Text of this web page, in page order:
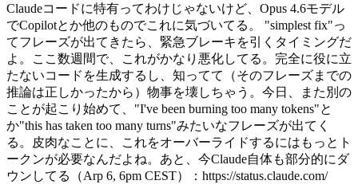
Claudeコードに特有ってわけじゃないけど、Opus 4.6モデル
でCopilotとか他のものでこれに気づいてる。 "simplest fix"っ
てフレーズが出てきたら、緊急ブレーキを引くタイミングだ
よ。ここ数週間で、これがかなり悪化してる。完全に役に立
たないコードを生成するし、知ってて（そのフレーズまでの
推論は正しかったから）物事を壊しちゃう。今日、また別の
ことが起こり始めて、"I've been burning too many tokens"と
か"this has taken too many turns"みたいなフレーズが出てく
る。皮肉なことに、これをオーバーライドするにはもっとト
ークンが必要なんだよね。あと、今Claude自体も部分的にダ
ウンしてる（Arp 6, 6pm CEST）：https://status.claude.com/